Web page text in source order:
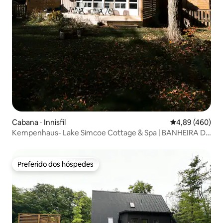
Cabana ⋅ Innisfil 4,89 de uma
4,89 (460)
Kempenhaus- Lake Simcoe Cottage & Spa | BANHEIRA DE
Preferido dos hóspedes
Preferido dos hóspedes